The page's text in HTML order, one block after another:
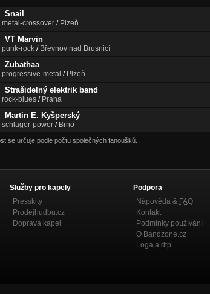
Snail
metal-crossover / Plzeň
VT Marvin
punk-rock / Břevnov nad Brusnicí
Zubathaa
progressive-metal / Plzeň
Strašidelný elektrik band
rock-blues / Praha
Martin E. Kyšperský
schlager-power / Brno
se určuje podle počtu společných fanoušků.
Služby pro kapely
Presskity
Prodejhudbu.cz
Doprava kapel
Podpora
Nápověda & FAQ
Kontakt
Podmínky používání
O Bandzone.cz
Loga a dtp.